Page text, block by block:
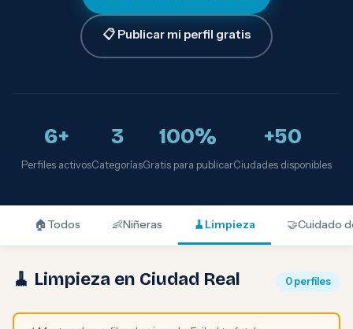
📋 Publicar mi perfil gratis
6+
Perfiles activos
3
Categorías
100%
Gratis para publicar
+50
Ciudades disponibles
🏠 Todos 👶Niñeras 🧹 Limpieza 🤝Cuidado
🧹 Limpieza en Ciudad Real 0 perfiles